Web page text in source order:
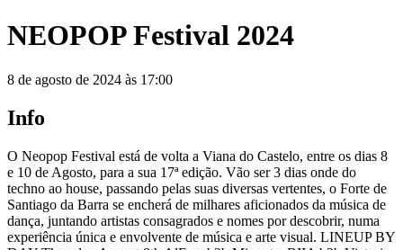
NEOPOP Festival 2024
8 de agosto de 2024 às 17:00
Info
O Neopop Festival está de volta a Viana do Castelo, entre os dias 8
e 10 de Agosto, para a sua 17ª edição. Vão ser 3 dias onde do
techno ao house, passando pelas suas diversas vertentes, o Forte de
Santiago da Barra se encherá de milhares aficionados da música de
dança, juntando artistas consagrados e nomes por descobrir, numa
experiência única e envolvente de música e arte visual. LINEUP BY